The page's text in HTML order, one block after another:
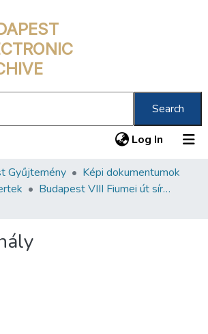
Search
Log In (current)
Gyűjtemény
Képi dokumentumok
Budapest VIII Fiumei út sírkert 1. rész